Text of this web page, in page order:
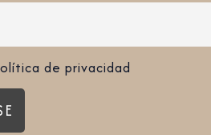
de privacidad